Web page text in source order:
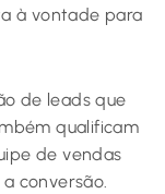
à vontade para
de leads que
qualificam
de vendas
conversão.